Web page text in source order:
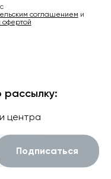
соглашением и
офертой
рассылку:
центра